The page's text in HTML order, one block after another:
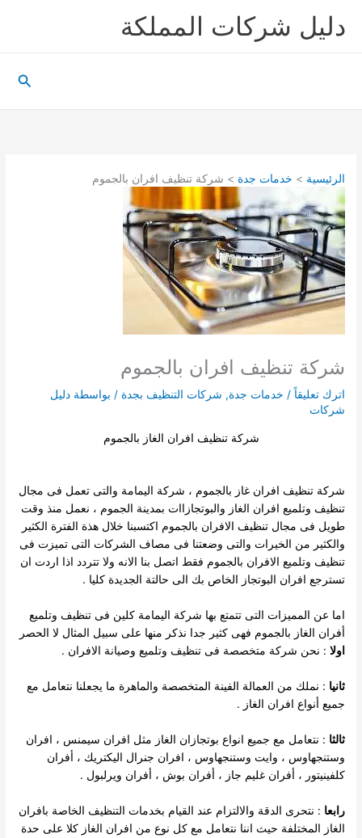
دليل شركات المملكة
الرئيسية خدمات جدة شركة تنظيف افران بالجموم
شركة تنظيف افران بالجموم
اترك تعليقاً / خدمات جدة, شركات التنظيف بجدة / بواسطة دليل
شركات
شركة تنظيف افران الغاز بالجموم
شركة تنظيف افران غاز بالجموم ، شركة اليمامة والتى تعمل فى مجال
تنظيف وتلميع افران الغاز والبوتجازاات بمدينة الجموم ، نعمل منذ وقت
طويل فى مجال تنظيف الافران بالجموم اكتسبنا خلال هذة الفترة الكثير
والكثير من الخيرات والتى وضعتنا فى مصاف الشركات التى تميزت فى
تنظيف وتلميع الافران بالجموم فقط اتصل بنا الانه ولا تتردد اذا اردت ان
تسترجع افران البوتجاز الخاص بك الى حالتة الجديدة كليا .
اما عن المميزات التى تتمتع بها شركة اليمامة كلين فى تنظيف وتلميع
أفران الغاز بالجموم فهى كثير جدا نذكر منها على سبيل المثال لا الحصر
اولا : نحن شركة متخصصة فى تنظيف وتلميع وصيانة الافران .
ثانيا : نملك من العمالة الفينة المتخصصة والماهرة ما يجعلنا نتعامل مع
جميع أنواع افران الغاز .
ثالثا : نتعامل مع جميع انواع بوتجازان الغاز مثل افران سيمنس ، افران
وستنجهاوس ، وايت وستنجهاوس ، افران جنرال اليكتريك ، أفران
كلفينيتور ، أفران غليم جاز ، أفران بوش ، أفران ويرلبول .
رابعا : نتحرى الدقة والالتزام عند القيام بخدمات التنظيف الخاصة بافران
الغاز المختلفة حيث اننا نتعامل مع كل نوع من افران الغاز كلا على حدة